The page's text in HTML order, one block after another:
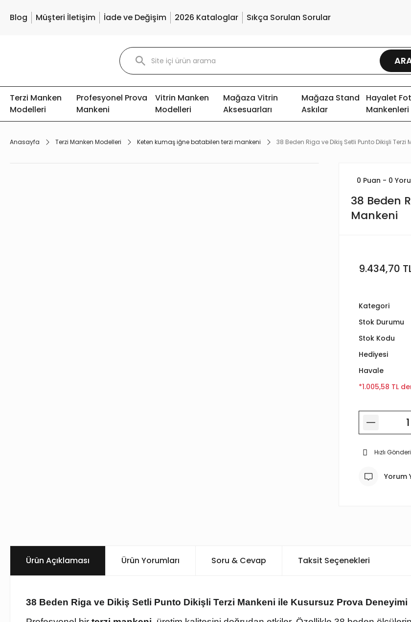
Blog Müşteri İletişim İade ve Değişim 2026 Kataloglar Sıkça Sorulan Sorular
Terzi Manken
Modelleri
Profesyonel Prova
Mankeni
Vitrin Manken
Modelleri
Mağaza Vitrin
Aksesuarları
Mağaza Stand
Askılar
Hayalet
Mankenleri
Anasayfa Terzi Manken Modelleri Keten kumaş iğne batabilen terzi mankeni 38 Beden Riga ve Dikiş Setli Punto Dikişli Terzi
0 Puan - 0
38 Beden
Mankeni
9.434,70
Kategori
Stok Durumu
Stok Kodu
Hediyesi
Havale
*1.005,58 TL
Hızlı Gönderi
Yorum
Ürün Açıklaması Ürün Yorumları Soru & Cevap Taksit Seçenekleri
38 Beden Riga ve Dikiş Setli Punto Dikişli Terzi Mankeni ile Kusursuz Prova Deneyimi